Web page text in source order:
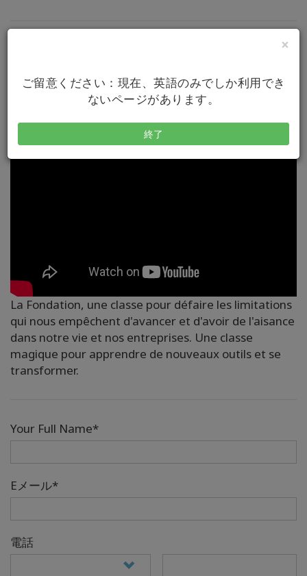
×
ご留意ください：現在、英語のみでしか利用でき
ないページがあります。
終了
表示できるクラスがありません.
La Fondation, une classe pour défaire les limitations
qui nous empêchent d'avancer et d'avoir de l'aisance
dans notre vie et nos entreprises. Une classe
magique pour apprendre de nouveaux outils et se
transformer.
Your Full Name*
Eメール*
電話